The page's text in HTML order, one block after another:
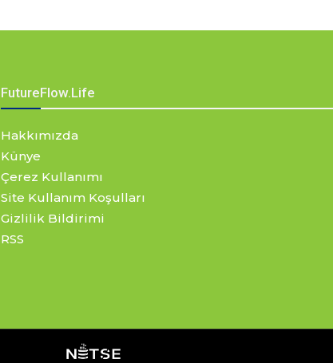
FutureFlow.Life
Hakkımızda
Künye
Çerez Kullanımı
Site Kullanım Koşulları
Gizlilik Bildirimi
RSS